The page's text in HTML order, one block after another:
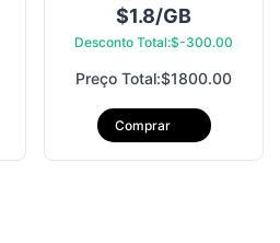
$1.8/GB
Desconto Total:$-300.00
Preço Total:$1800.00
Comprar